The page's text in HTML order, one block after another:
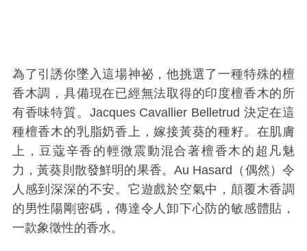
為了引誘你墜入這場神祕，他挑選了一種特殊的檀
香木調， 具備現在已經無法取得的印度檀香木的所
有香味特質。 Jacques Cavallier Belletrud 決定在這
種檀香木的乳脂奶香上，嫁接黃葵的種籽。在肌膚
上，豆蔻辛香的輕微震動混合著檀香木的超凡魅
力，黃葵則散發鮮明的果香。Au Hasard （偶然）令
人感到深深的不安。它遊戲於空氣中，顛覆木香調
的男性陽剛密碼，傳達令人卸下心防的敏感體貼，
一款象徵性的香水。